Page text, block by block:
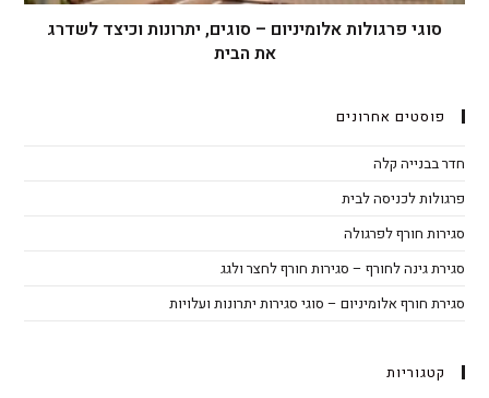
סוגי פרגולות אלומיניום – סוגים, יתרונות וכיצד לשדרג
את הבית
פוסטים אחרונים
חדר בבנייה קלה
פרגולות לכניסה לבית
סגירות חורף לפרגולה
סגירת גינה לחורף – סגירות חורף לחצר ולגג
סגירת חורף אלומיניום – סוגי סגירות יתרונות ועלויות
קטגוריות